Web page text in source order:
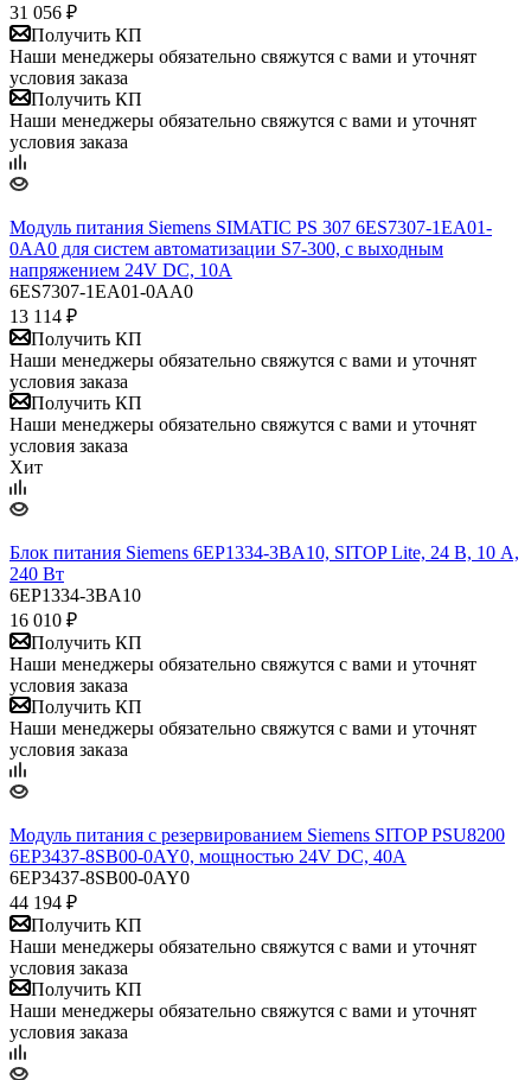
31 056 ₽
Получить КП
Наши менеджеры обязательно свяжутся с вами и уточнят
условия заказа
Получить КП
Наши менеджеры обязательно свяжутся с вами и уточнят
условия заказа
Модуль питания Siemens SIMATIC PS 307 6ES7307-1EA01-
0AA0 для систем автоматизации S7-300, с выходным
напряжением 24V DC, 10A
6ES7307-1EA01-0AA0
13 114 ₽
Получить КП
Наши менеджеры обязательно свяжутся с вами и уточнят
условия заказа
Получить КП
Наши менеджеры обязательно свяжутся с вами и уточнят
условия заказа
Хит
Блок питания Siemens 6EP1334-3BA10, SITOP Lite, 24 В, 10 А,
240 Вт
6EP1334-3BA10
16 010 ₽
Получить КП
Наши менеджеры обязательно свяжутся с вами и уточнят
условия заказа
Получить КП
Наши менеджеры обязательно свяжутся с вами и уточнят
условия заказа
Модуль питания с резервированием Siemens SITOP PSU8200
6EP3437-8SB00-0AY0, мощностью 24V DC, 40A
6EP3437-8SB00-0AY0
44 194 ₽
Получить КП
Наши менеджеры обязательно свяжутся с вами и уточнят
условия заказа
Получить КП
Наши менеджеры обязательно свяжутся с вами и уточнят
условия заказа